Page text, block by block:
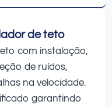
de teto
com instalação,
de ruídos,
na velocidade.
garantindo